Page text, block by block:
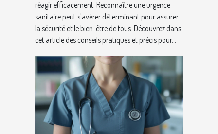
réagir efficacement. Reconnaître une urgence
sanitaire peut s'avérer déterminant pour assurer
la sécurité et le bien-être de tous. Découvrez dans
cet article des conseils pratiques et précis pour...